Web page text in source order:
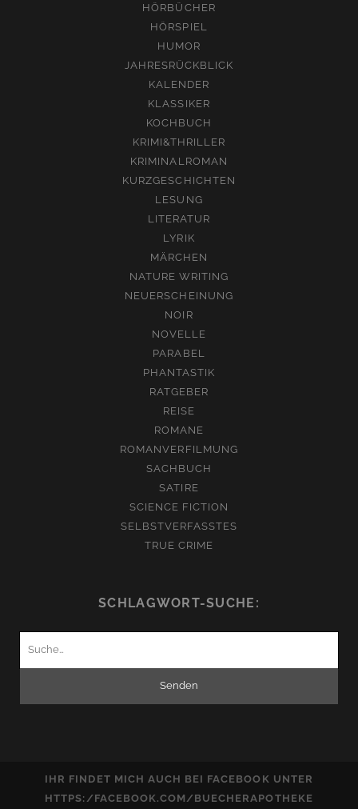
HÖRBÜCHER
HÖRSPIEL
HUMOR
JAHRESRÜCKBLICK
KALENDER
KLASSIKER
KOCHBUCH
KRIMI&THRILLER
KRIMINALROMAN
KURZGESCHICHTEN
LESUNG
LITERATUR
LYRIK
MÄRCHEN
NATURE WRITING
NEUERSCHEINUNG
NOIR
NOVELLE
PARABEL
PHANTASTIK
RATGEBER
REISE
ROMANE
ROMANVERFILMUNG
SACHBUCH
SATIRE
SCIENCE FICTION
SELBSTVERFASSTES
TRUE CRIME
SCHLAGWORT-SUCHE:
IHR FINDET MICH AUCH BEI FACEBOOK UNTER
HTTPS:/FACEBOOK.COM/BUECHERAPOTHEKE